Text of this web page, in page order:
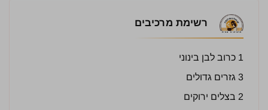
רשימת מרכיבים
1 כרוב לבן בינוני
3 גזרים גדולים
2 בצלים ירוקים